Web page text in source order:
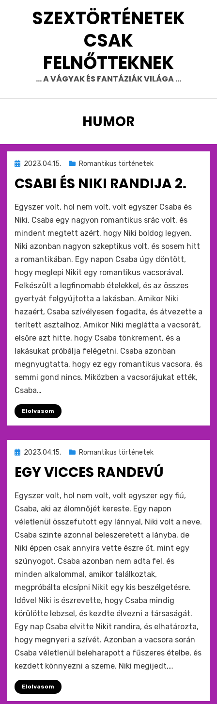
SZEXTÖRTÉNETEK
CSAK
FELNŐTTEKNEK
… A VÁGYAK ÉS FANTÁZIÁK VILÁGA …
CÍMKE
:
HUMOR
Beküldve
:
2023.04.15. Romantikus történetek
CSABI ÉS NIKI RANDIJA 2.
monkey
Egyszer volt, hol nem volt, volt egyszer Csaba és
Niki. Csaba egy nagyon romantikus srác volt, és
mindent megtett azért, hogy Niki boldog legyen.
Niki azonban nagyon szkeptikus volt, és sosem hitt
a romantikában. Egy napon Csaba úgy döntött,
hogy meglepi Nikit egy romantikus vacsorával.
Felkészült a legfinomabb ételekkel, és az összes
gyertyát felgyújtotta a lakásban. Amikor Niki
hazaért, Csaba szívélyesen fogadta, és átvezette a
terített asztalhoz. Amikor Niki meglátta a vacsorát,
elsőre azt hitte, hogy Csaba tönkrement, és a
lakásukat próbálja felégetni. Csaba azonban
megnyugtatta, hogy ez egy romantikus vacsora, és
semmi gond nincs. Miközben a vacsorájukat ették,
Csaba…
Elolvasom
Beküldve
2023.04.15. Romantikus történetek
EGY VICCES RANDEVÚ
monkey
Egyszer volt, hol nem volt, volt egyszer egy fiú,
Csaba, aki az álomnőjét kereste. Egy napon
véletlenül összefutott egy lánnyal, Niki volt a neve.
Csaba szinte azonnal beleszeretett a lányba, de
Niki éppen csak annyira vette észre őt, mint egy
szúnyogot. Csaba azonban nem adta fel, és
minden alkalommal, amikor találkoztak,
megpróbálta elcsípni Nikit egy kis beszélgetésre.
Idővel Niki is észrevette, hogy Csaba mindig
körülötte lebzsel, és kezdte élvezni a társaságát.
Egy nap Csaba elvitte Nikit randira, és elhatározta,
hogy megnyeri a szívét. Azonban a vacsora során
Csaba véletlenül beleharapott a fűszeres ételbe, és
kezdett könnyezni a szeme. Niki megijedt,…
Elolvasom